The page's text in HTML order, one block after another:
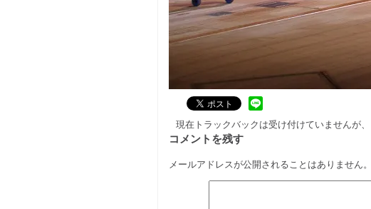
現在トラックバックは受け付けていませんが、
コメントを残す
メールアドレスが公開されることはありません。